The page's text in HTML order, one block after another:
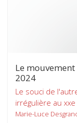
Le
2024
Le souci de
irrégulière au
Marie-Luce